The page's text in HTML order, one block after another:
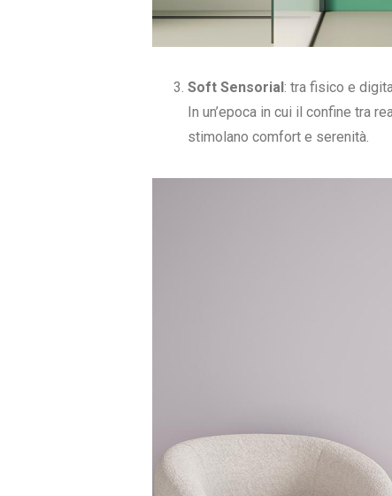
Soft Sensorial: tra fisico e
In un’epoca in cui il confine tra
stimolano comfort e serenità.